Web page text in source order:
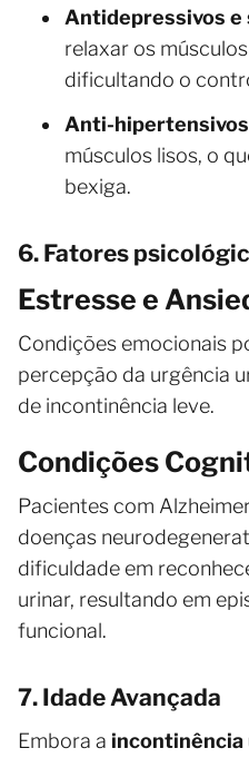
Antidepressivos e
relaxar os
dificultando o
Anti-
músculos lisos, o
bexiga.
6. Fatores
Estresse e
Condições emocionais
percepção da urgência
de incontinência leve.
Condições
Pacientes com
doenças
dificuldade em
urinar, resultando em
funcional.
7. Idade Avançada
Embora a incontinência